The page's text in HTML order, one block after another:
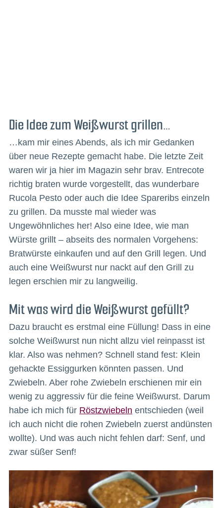
Die Idee zum Weißwurst grillen…
…kam mir eines Abends, als ich mir Gedanken
über neue Rezepte gemacht habe. Die letzte Zeit
waren wir ja hier im Magazin sehr brav. Entrecote
richtig braten wurde vorgestellt, das wunderbare
Rucola Pesto oder auch die Idee Spareribs einzeln
zu grillen. Da musste mal wieder was
Ungewöhnliches her! Also eine Idee, wie man
Würste grillt – abseits des normalen Vorgehens:
Bratwürste einkaufen und auf den Grill legen. Und
auch eine Weißwurst nur nackt auf den Grill zu
legen erschien mir zu langweilig.
Mit was wird die Weißwurst gefüllt?
Dazu braucht es erstmal eine Füllung! Dass in eine
solche Weißwurst nun nicht allzu viel reinpasst ist
klar. Also was nehmen? Schnell stand fest: Klein
gehackte Essiggurken könnten passen. Und
Zwiebeln. Aber rohe Zwiebeln erschienen mir ein
wenig zu aggressiv für die feine Weißwurst. Darum
habe ich mich für Röstzwiebeln entschieden (weil
ich auch nicht die rohen Zwiebeln zuerst andünsten
wollte). Und was auch nicht fehlen darf: Senf, und
zwar süßer Senf!